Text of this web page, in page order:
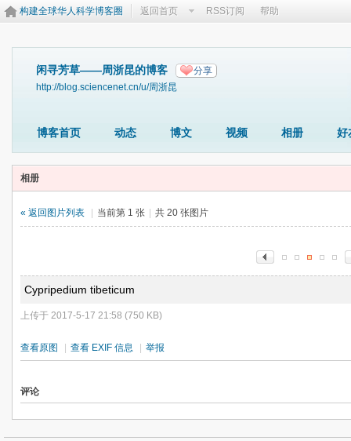
构建全球华人科学博客圈 返回首页 RSS订阅 帮助
闲寻芳草——周浙昆的博客 分享
http://blog.sciencenet.cn/u/周浙昆
博客首页 动态 博文 视频 相册 好
相册
« 返回图片列表 当前第 1 张 共 20 张图片
Cypripedium tibeticum
上传于 2017-5-17 21:58 (750 KB)
查看原图 查看 EXIF 信息 举报
评论